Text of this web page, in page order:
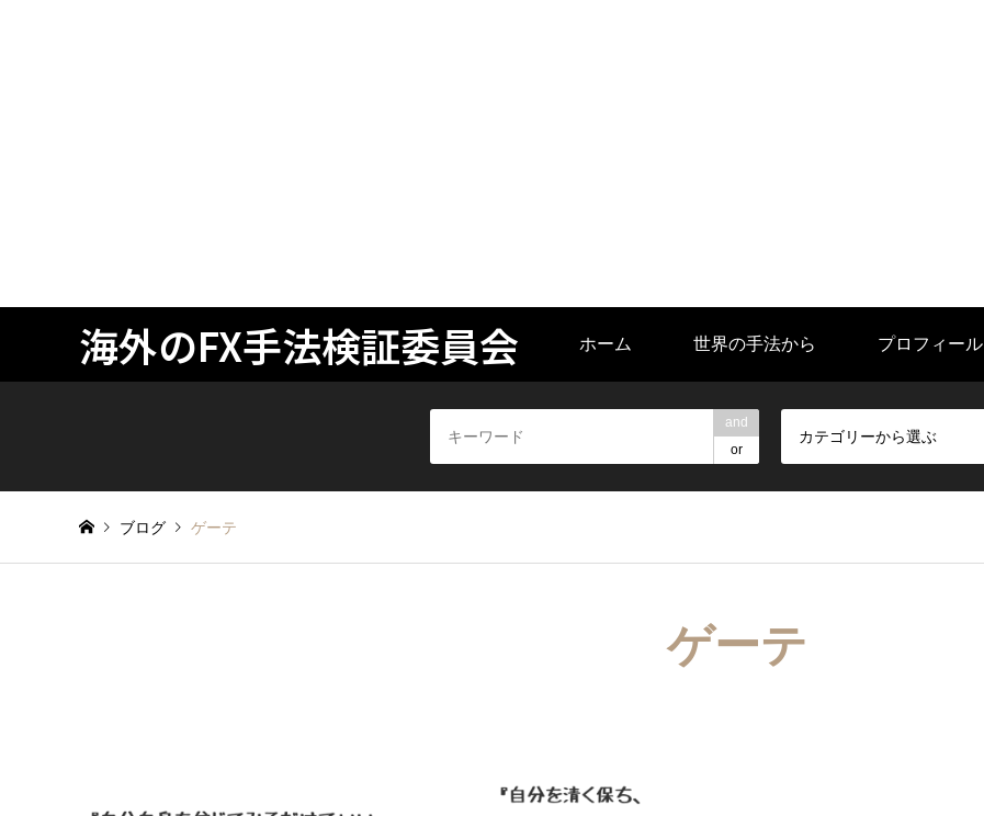
海外のFX手法検証委員会 ホーム 世界の手法から プロフィール
and
or
カテゴリーから選ぶ
ブログ ゲーテ
ゲーテ